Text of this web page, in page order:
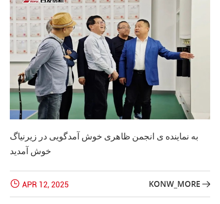
به نماینده ی انجمن ظاهری خوش آمدگویی در زیرنیاگ
خوش آمدید
 APR 12, 2025 KONW_MORE 